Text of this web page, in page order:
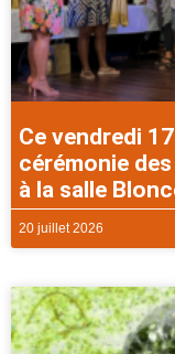
Ce vendredi
cérémonie
à la salle
20 juillet 2026